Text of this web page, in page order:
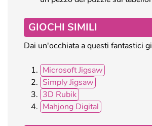
GIOCHI SIMILI
Dai un'occhiata a questi fantastici
Microsoft Jigsaw
Simply Jigsaw
3D Rubik
Mahjong Digital